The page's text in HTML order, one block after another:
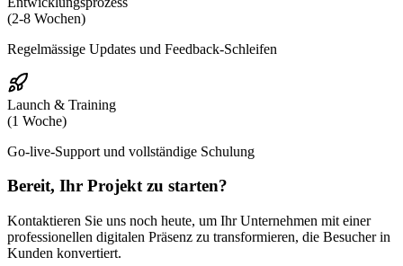
(2-8 Wochen)
Regelmässige Updates und Feedback-Schleifen
Launch & Training
(1 Woche)
Go-live-Support und vollständige Schulung
Bereit, Ihr Projekt zu starten?
Kontaktieren Sie uns noch heute, um Ihr Unternehmen mit einer
professionellen digitalen Präsenz zu transformieren, die Besucher in
Kunden konvertiert.